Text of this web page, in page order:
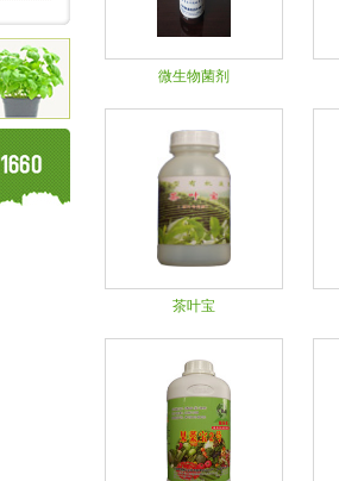
微生物菌剂
茶叶宝